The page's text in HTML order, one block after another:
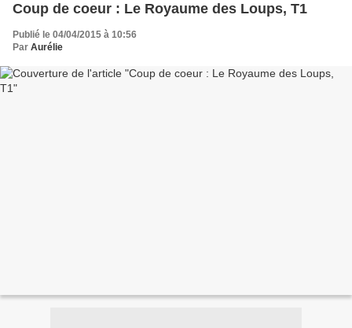
Coup de coeur : Le Royaume des Loups, T1
Publié le 04/04/2015 à 10:56
Par Aurélie